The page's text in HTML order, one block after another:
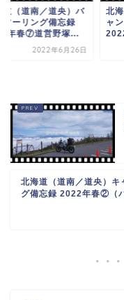
道（道南／道央）バ
ツーリング備忘録
年春⑦道営野塚...
2022年6月26日
北
ャ
北海道（道南／道央）キ
グ備忘録 2022年春②（